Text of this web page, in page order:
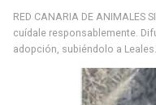
RED CANARIA DE ANIMALES
cuídale responsablemente.
adopción, subiéndolo a